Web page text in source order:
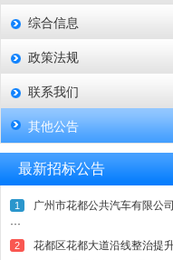
综合信息
政策法规
联系我们
其他公告
最新招标公告
1
广州市花都公共汽车有限公
···
2 花都区花都大道沿线整治提升